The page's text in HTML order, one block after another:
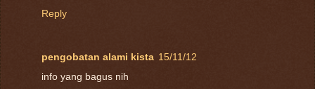
Reply
pengobatan alami kista 15/11/12
info yang bagus nih